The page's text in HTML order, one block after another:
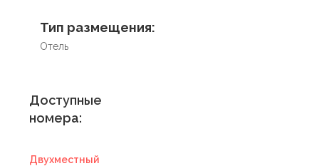
Тип размещения:
Отель
Доступные
номера:
Двухместный